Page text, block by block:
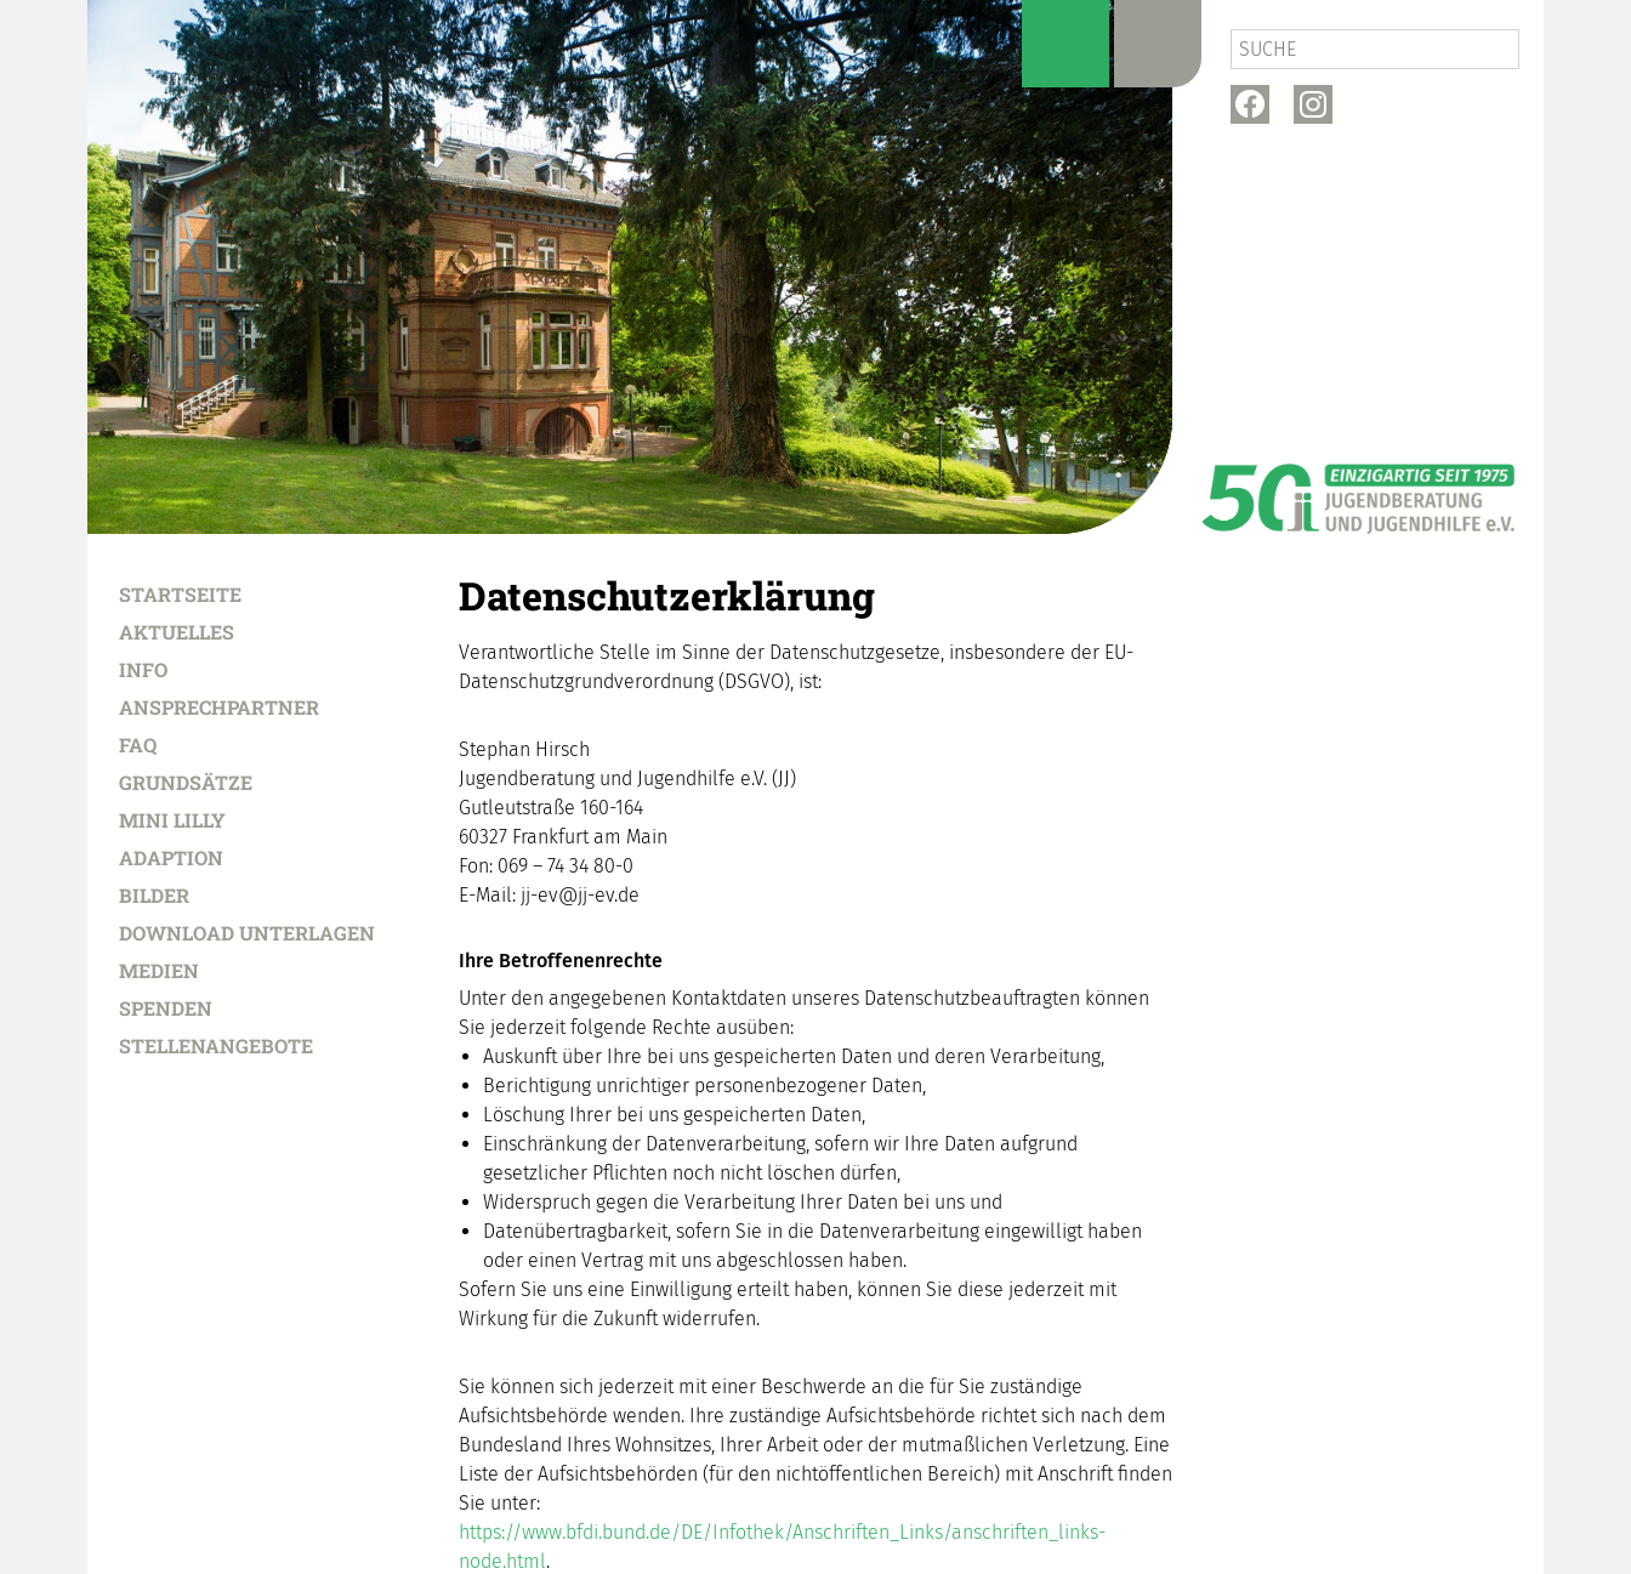
STARTSEITE
AKTUELLES
INFO
ANSPRECHPARTNER
FAQ
GRUNDSÄTZE
MINI LILLY
ADAPTION
BILDER
DOWNLOAD UNTERLAGEN
MEDIEN
SPENDEN
STELLENANGEBOTE
Datenschutzerklärung
Verantwortliche Stelle im Sinne der Datenschutzgesetze, insbesondere der EU-
Datenschutzgrundverordnung (DSGVO), ist:
Stephan Hirsch
Jugendberatung und Jugendhilfe e.V. (JJ)
Gutleutstraße 160-164
60327 Frankfurt am Main
Fon: 069 – 74 34 80-0
E-Mail: jj-ev@jj-ev.de
Ihre Betroffenenrechte
Unter den angegebenen Kontaktdaten unseres Datenschutzbeauftragten können
Sie jederzeit folgende Rechte ausüben:
Auskunft über Ihre bei uns gespeicherten Daten und deren Verarbeitung,
Berichtigung unrichtiger personenbezogener Daten,
Löschung Ihrer bei uns gespeicherten Daten,
Einschränkung der Datenverarbeitung, sofern wir Ihre Daten aufgrund
gesetzlicher Pflichten noch nicht löschen dürfen,
Widerspruch gegen die Verarbeitung Ihrer Daten bei uns und
Datenübertragbarkeit, sofern Sie in die Datenverarbeitung eingewilligt haben
oder einen Vertrag mit uns abgeschlossen haben.
Sofern Sie uns eine Einwilligung erteilt haben, können Sie diese jederzeit mit
Wirkung für die Zukunft widerrufen.
Sie können sich jederzeit mit einer Beschwerde an die für Sie zuständige
Aufsichtsbehörde wenden. Ihre zuständige Aufsichtsbehörde richtet sich nach dem
Bundesland Ihres Wohnsitzes, Ihrer Arbeit oder der mutmaßlichen Verletzung. Eine
Liste der Aufsichtsbehörden (für den nichtöffentlichen Bereich) mit Anschrift finden
Sie unter:
https://www.bfdi.bund.de/DE/Infothek/Anschriften_Links/anschriften_links-
node.html.